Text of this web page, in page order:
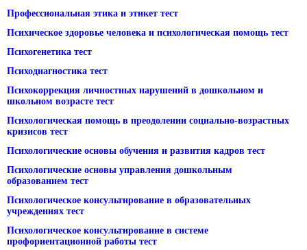
Профессиональная этика и этикет тест
Психическое здоровье человека и психологическая помощь тест
Психогенетика тест
Психодиагностика тест
Психокоррекция личностных нарушений в дошкольном и
школьном возрасте тест
Психологическая помощь в преодолении социально-возрастных
кризисов тест
Психологические основы обучения и развития кадров тест
Психологические основы управления дошкольным
образованием тест
Психологическое консультирование в образовательных
учреждениях тест
Психологическое консультирование в системе
профориентационной работы тест